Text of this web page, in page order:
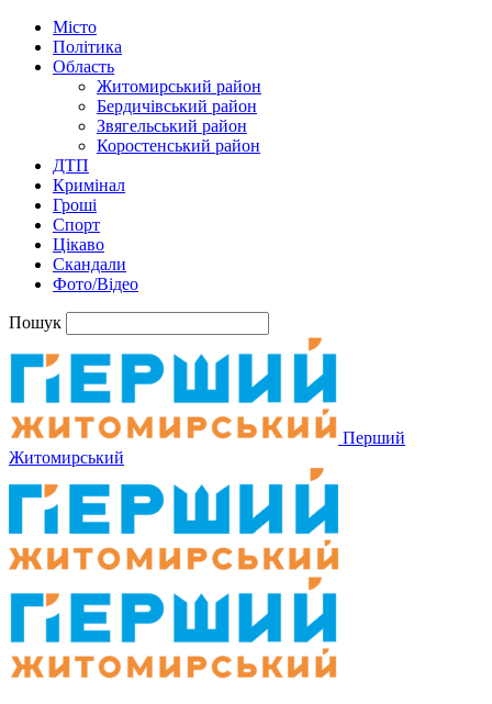
Місто
Політика
Область
Житомирський район
Бердичівський район
Звягельський район
Коростенський район
ДТП
Кримінал
Гроші
Спорт
Цікаво
Скандали
Фото/Відео
Пошук
Перший
Житомирський